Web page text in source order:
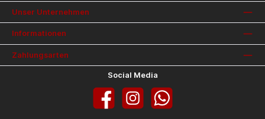
Unser Unternehmen
Informationen
Zahlungsarten
Social Media
Facebook InstagramWhatsApp